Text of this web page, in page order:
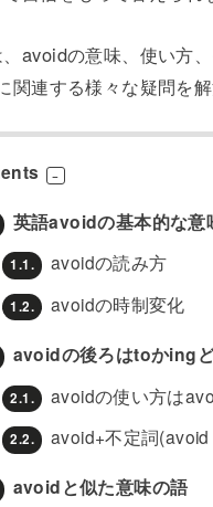
avoidの意味、使い方
関連する様々な疑問を
英語avoidの基本的な意
1.1. avoidの読み方
1.2. avoidの時制変化
avoidの後ろはtoかing
2.1. avoidの使い方は
2.2. avoid+不定詞
avoidと似た意味の語